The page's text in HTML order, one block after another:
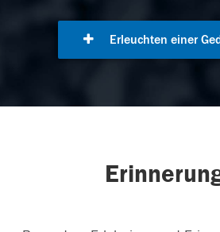
Erleuchten einer